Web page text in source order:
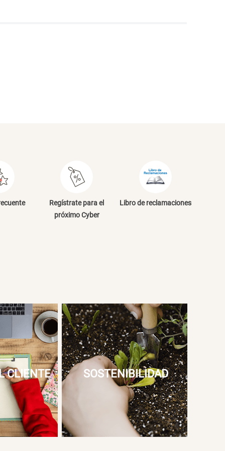
Regístrate para el
próximo Cyber
Libro de reclamaciones
CLIENTE SOSTENIBILIDAD